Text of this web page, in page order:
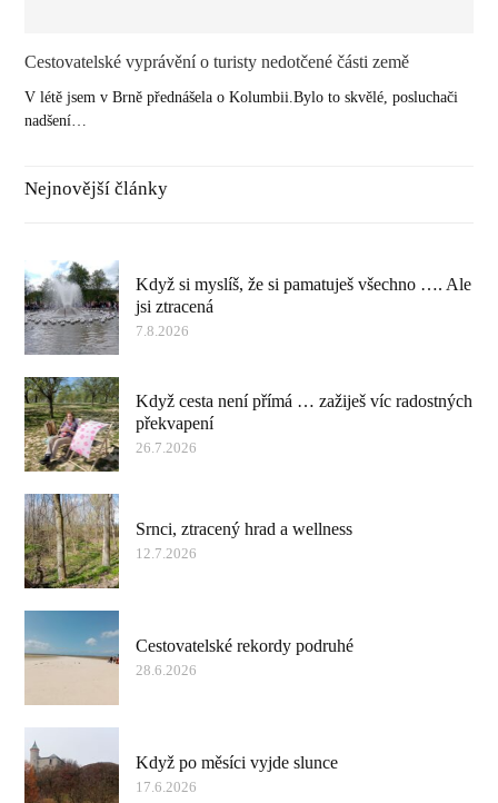
Cestovatelské vyprávění o turisty nedotčené části země
V létě jsem v Brně přednášela o Kolumbii.Bylo to skvělé, posluchači
nadšení…
Nejnovější články
Když si myslíš, že si pamatuješ všechno …. Ale
jsi ztracená
7.8.2026
Když cesta není přímá … zažiješ víc radostných
překvapení
26.7.2026
Srnci, ztracený hrad a wellness
12.7.2026
Cestovatelské rekordy podruhé
28.6.2026
Když po měsíci vyjde slunce
17.6.2026